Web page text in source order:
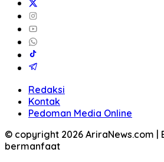
Redaksi
Kontak
Pedoman Media Online
© copyright 2026 AriraNews.com |
bermanfaat